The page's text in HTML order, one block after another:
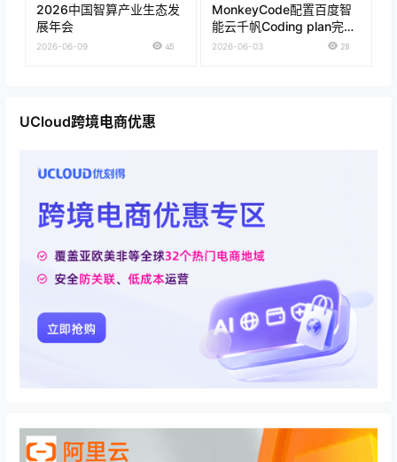
2026中国智算产业生态发
展年会
2026-06-09 45
MonkeyCode配置百度智
能云千帆Coding plan完整
流程
2026-06-03 28
UCloud跨境电商优惠